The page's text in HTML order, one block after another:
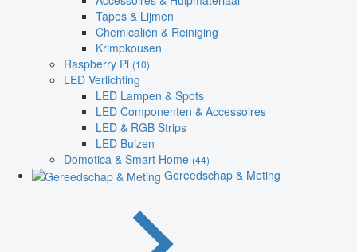
Tapes & Lijmen
Chemicaliën & Reiniging
Krimpkousen
Raspberry Pi (10)
LED Verlichting
LED Lampen & Spots
LED Componenten & Accessoires
LED & RGB Strips
LED Buizen
Domotica & Smart Home (44)
Gereedschap & Meting